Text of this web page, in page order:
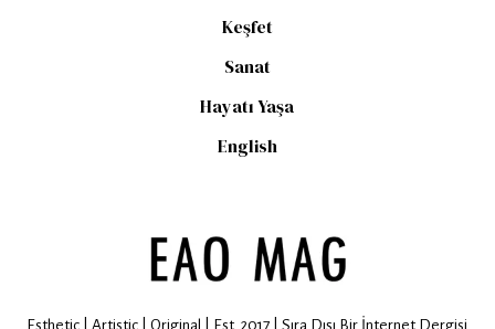
Keşfet
Sanat
Hayatı Yaşa
English
Esthetic | Artistic | Original | Est. 2017 | Sıra Dışı Bir İnternet Dergisi